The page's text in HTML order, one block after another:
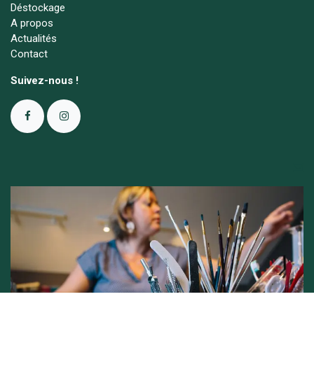
Déstockage
A propos
Actualités
Contact
Suivez-nous !